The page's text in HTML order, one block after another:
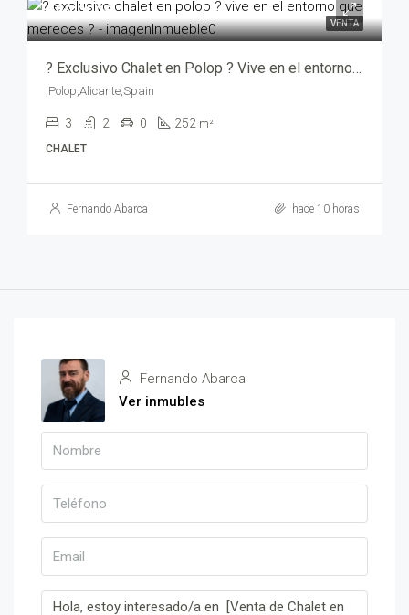
VENTA
480,000€
? Exclusivo Chalet en Polop ? Vive en el entorno que mereces ? – mv205111-2469
,Polop,Alicante,Spain
3 2 0 252 m²
CHALET
Fernando Abarca hace 10 horas
Fernando Abarca
Ver inmubles